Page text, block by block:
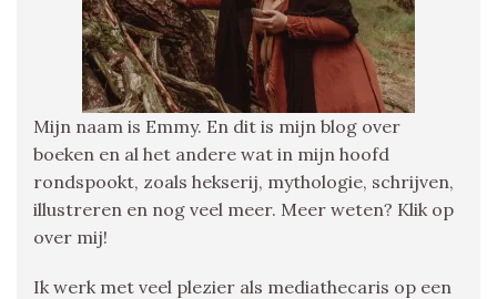
Mijn naam is Emmy. En dit is mijn blog over
boeken en al het andere wat in mijn hoofd
rondspookt, zoals hekserij, mythologie, schrijven,
illustreren en nog veel meer. Meer weten? Klik op
over mij!
Ik werk met veel plezier als mediathecaris op een